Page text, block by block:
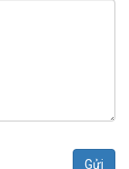
Gửi